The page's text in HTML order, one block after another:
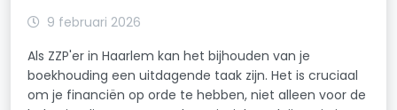
9 februari 2026
Als ZZP'er in Haarlem kan het bijhouden van je
boekhouding een uitdagende taak zijn. Het is cruciaal
om je financiën op orde te hebben, niet alleen voor de